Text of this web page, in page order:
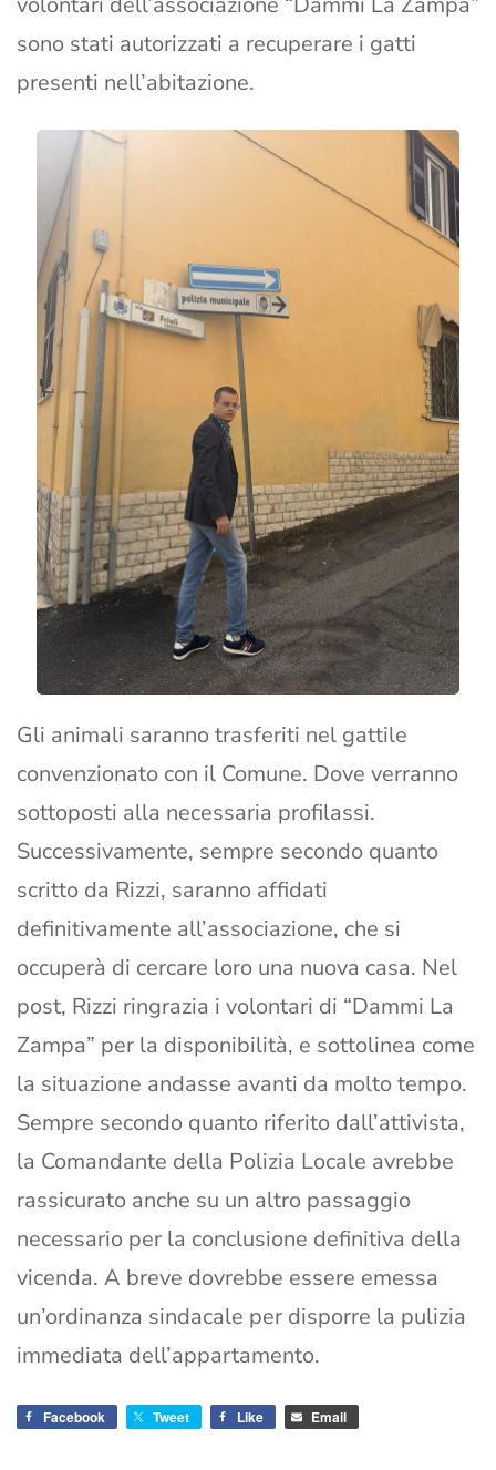
sono stati autorizzati a recuperare i gatti
presenti nell’abitazione.
Gli animali saranno trasferiti nel gattile
convenzionato con il Comune. Dove verranno
sottoposti alla necessaria profilassi.
Successivamente, sempre secondo quanto
scritto da Rizzi, saranno affidati
definitivamente all’associazione, che si
occuperà di cercare loro una nuova casa. Nel
post, Rizzi ringrazia i volontari di “Dammi La
Zampa” per la disponibilità, e sottolinea come
la situazione andasse avanti da molto tempo.
Sempre secondo quanto riferito dall’attivista,
la Comandante della Polizia Locale avrebbe
rassicurato anche su un altro passaggio
necessario per la conclusione definitiva della
vicenda. A breve dovrebbe essere emessa
un’ordinanza sindacale per disporre la pulizia
immediata dell’appartamento.
Facebook Tweet Like Email